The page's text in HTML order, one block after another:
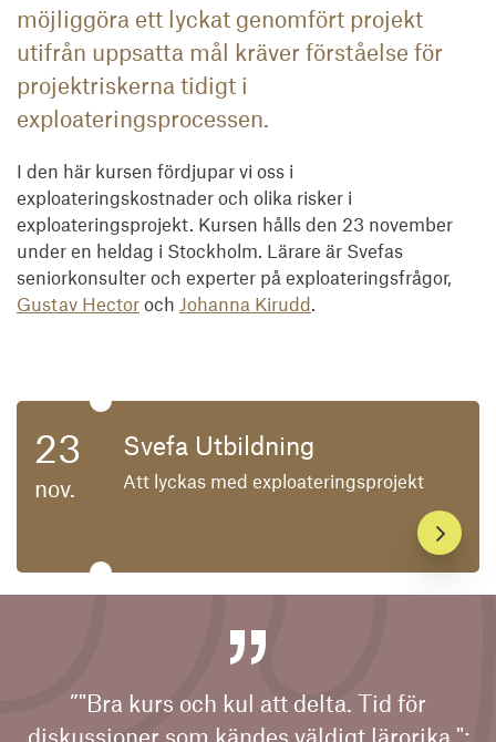
möjliggöra ett lyckat genomfört projekt
utifrån uppsatta mål kräver förståelse för
projektriskerna tidigt i
exploateringsprocessen.
I den här kursen fördjupar vi oss i
exploateringskostnader och olika risker i
exploateringsprojekt. Kursen hålls den 23 november
under en heldag i Stockholm. Lärare är Svefas
seniorkonsulter och experter på exploateringsfrågor,
Gustav Hector och Johanna Kirudd
23
nov.
Svefa Utbildning
Att lyckas med exploateringsprojekt
https://share.hsforms.com/
”"Bra kurs och kul att delta. Tid för
diskussioner som kändes väldigt lärorika.";